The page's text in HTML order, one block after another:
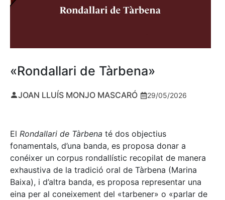
«Rondallari de Tàrbena»
JOAN LLUÍS MONJO MASCARÓ 29/05/2026
El Rondallari de Tàrbena té dos objectius
fonamentals, d’una banda, es proposa donar a
conéixer un corpus rondallístic recopilat de manera
exhaustiva de la tradició oral de Tàrbena (Marina
Baixa), i d’altra banda, es proposa representar una
eina per al coneixement del «tarbener» o «parlar de